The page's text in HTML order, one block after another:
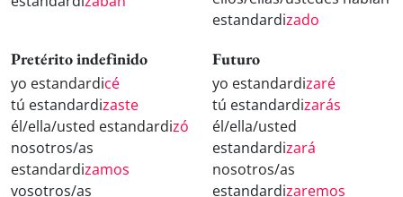
estandardizado
Pretérito indefinido
yo estandardicé
tú estandardizaste
él/ella/usted estandardizó
nosotros/as
estandardizamos
vosotros/as
Futuro
yo estandardizaré
tú estandardizarás
él/ella/usted
estandardizará
nosotros/as
estandardizaremos